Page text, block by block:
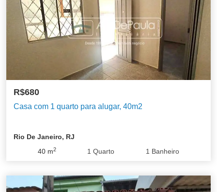
R$680
Casa com 1 quarto para alugar, 40m2
Rio De Janeiro, RJ
40m2 1 Quarto 1 Banheiro